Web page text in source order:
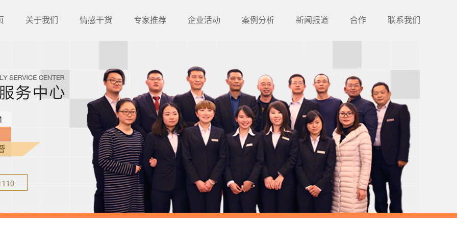
关于我们 情感干货 专家推荐 企业活动 案例分析 新闻报道 合作 联系我们